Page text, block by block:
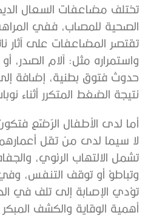
تختلف مضاعفات السعال
الصحية للمصاب، ففي
تقتصر المضاعفات على آثار
واستمراره مثل: آلام الصدر،
حدوث فتوق بطنية، إضافة
نتيجة الضغط المتكرر أثناء
أما لدى الأطفال الرُضّع
لا سيما لدى من تقل
تشمل الالتهاب الرئوي،
وتباطؤ أو توقف التنفس، وفي
تؤدي الإصابة إلى تلف في
أهمية الوقاية والكشف